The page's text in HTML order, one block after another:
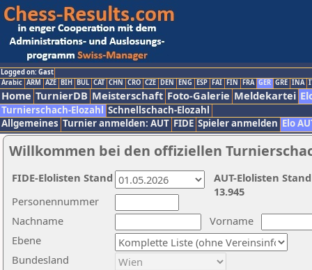
Logged on: Gast
Arabic ARM AZE BIH BUL CAT CHN CRO CZE DEN ENG ESP FAI FIN FRA GER GRE INA
Home TurnierDB Meisterschaft Foto-Galerie Meldekartei
Turnierschach-Elozahl Schnellschach-Elozahl
Allgemeines Turnier anmelden: AUT FIDE Spieler anmelden Elo
Willkommen bei den offiziellen
Nachname
Vorname
Ebene
Personennummer
Bundesland
AUT-Elolisten
13.945
FIDE-Elolisten Stand